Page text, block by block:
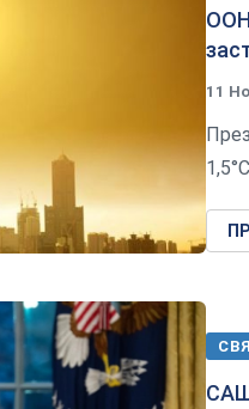
11
1,5°C